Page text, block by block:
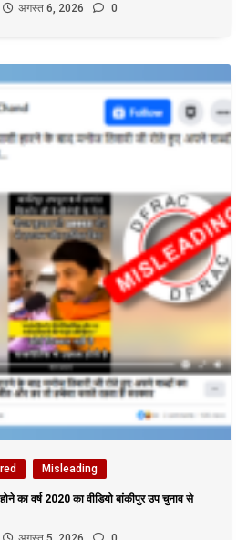
अगस्त 6, 2026 0
Misleading
का वर्ष 2020 का वीडियो बांकीपुर उप चुनाव से